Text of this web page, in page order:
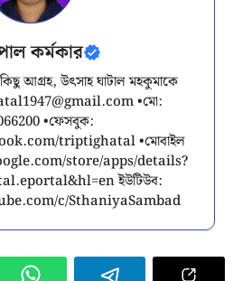
কর্মকার
আগ্রহ, উৎসাহ ঘাটাল মহকুমাকে
•মো:
•ফেসবুক:
triptighatal •মোবাইল
store/apps/details?
ইউটিউব:
c/SthaniyaSambad